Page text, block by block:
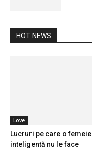
HOT NEWS
Love
Lucruri pe care o femeie
inteligentă nu le face